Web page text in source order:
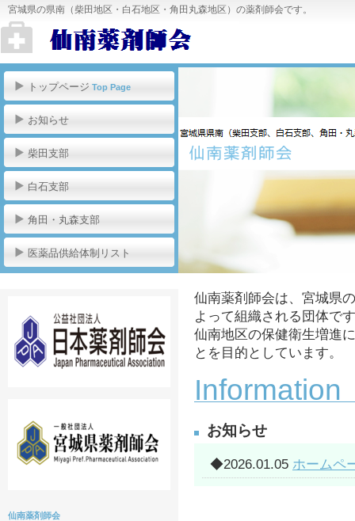
宮城県の県南（柴田地区・白石地区・角田丸森地区）の薬剤師会です。
トップページ Top Page
お知らせ
柴田支部
白石支部
角田・丸森支部
医薬品供給体制リスト
仙南薬剤師会
仙南薬剤師会は、宮城県
よって組織される団体で
仙南地区の保健衛生増進
とを目的としています。
Information
お知らせ
◆2026.01.05 ホームペ